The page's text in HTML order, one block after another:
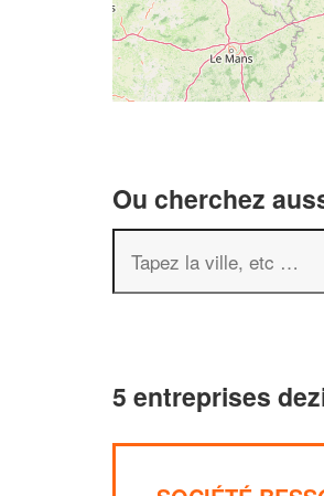
Ou cherchez
5 entreprises